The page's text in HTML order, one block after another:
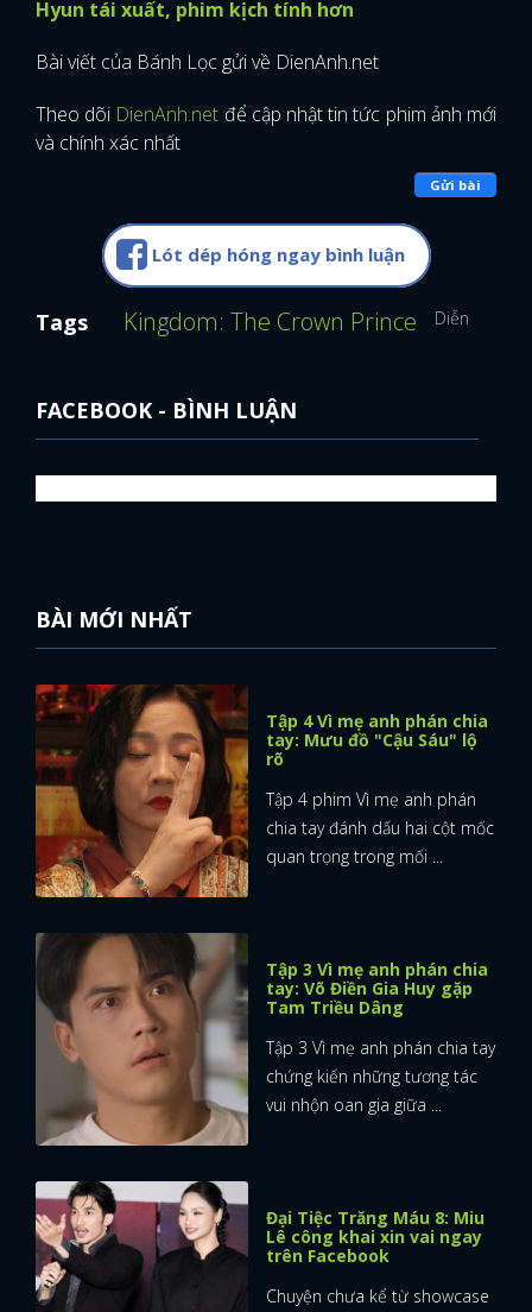
Hyun tái xuất, phim kịch tính hơn
Bài viết của Bánh Lọc gửi về DienAnh.net
Theo dõi DienAnh.net để cập nhật tin tức phim ảnh mới
và chính xác nhất
Gửi bài
Lót dép hóng ngay bình luận
Tags Kingdom: The Crown Prince Diễn viên
FACEBOOK - BÌNH LUẬN
BÀI MỚI NHẤT
Tập 4 Vì mẹ anh phán chia
tay: Mưu đồ "Cậu Sáu" lộ
rõ
Tập 4 phim Vì mẹ anh phán
chia tay đánh dấu hai cột mốc
quan trọng trong mối ...
Tập 3 Vì mẹ anh phán chia
tay: Võ Điền Gia Huy gặp
Tam Triều Dâng
Tập 3 Vì mẹ anh phán chia tay
chứng kiến những tương tác
vui nhộn oan gia giữa ...
Đại Tiệc Trăng Máu 8: Miu
Lê công khai xin vai ngay
trên Facebook
Chuyện chưa kể từ showcase